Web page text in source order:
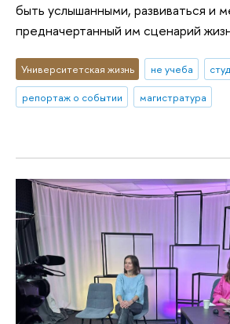
быть услышанными, развиваться и
предначертанный им сценарий
Университетская жизнь не учеба
репортаж о событии
магистратура